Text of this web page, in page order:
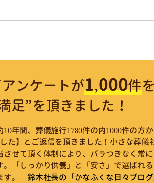
ンケートが1,000件
足”を頂きました！
10年間、葬儀施行1780件の内1000件の方
た】とご返信を頂きました！小さな葬
させて頂く体制により、バラつきなく常
。「しっかり供養」と「安さ」で選ばれ
。
鈴木社長の「かなふくな日々ブロ